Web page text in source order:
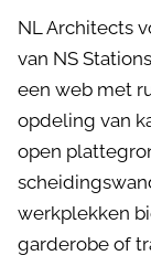
NL Architects
van NS
een web met
opdeling van
open
werkplekken
garderobe of